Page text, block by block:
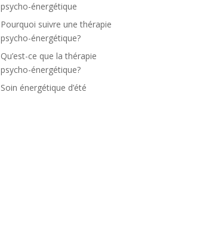
psycho-énergétique
Pourquoi suivre une thérapie
psycho-énergétique?
Qu’est-ce que la thérapie
psycho-énergétique?
Soin énergétique d’été